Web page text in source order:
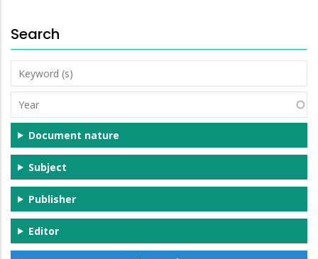
Search
Keyword
(s)
Year
Document nature
Subject
Publisher
Editor